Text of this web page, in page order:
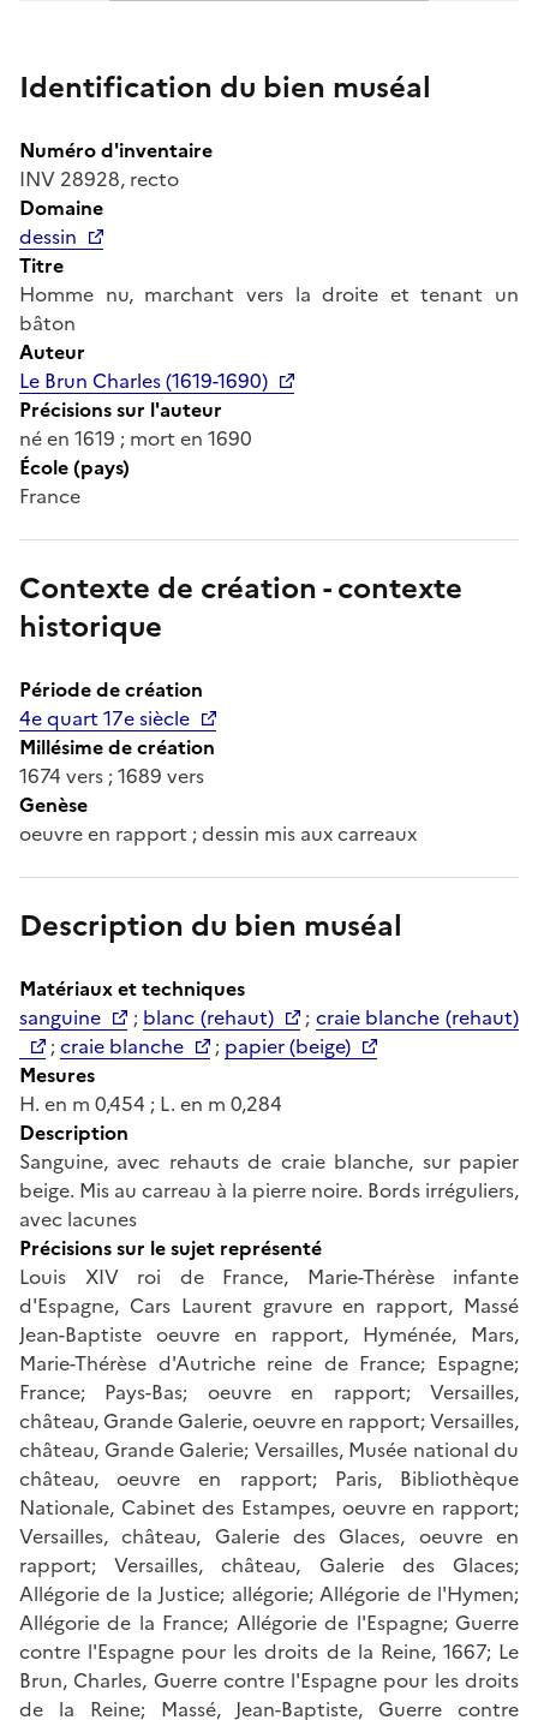
Identification du bien muséal
Numéro d'inventaire
INV 28928, recto
Domaine
dessin
Titre
Homme nu, marchant vers la droite et tenant un
bâton
Auteur
Le Brun Charles (1619-1690)
Précisions sur l'auteur
né en 1619 ; mort en 1690
École (pays)
France
Contexte de création - contexte
historique
Période de création
4e quart 17e siècle
Millésime de création
1674 vers ; 1689 vers
Genèse
oeuvre en rapport ; dessin mis aux carreaux
Description du bien muséal
Matériaux et techniques
sanguine
; blanc (rehaut) ; craie blanche (rehaut)
;craie blanche ; papier (beige)
Mesures
H. en m 0,454 ; L. en m 0,284
Description
Sanguine, avec rehauts de craie blanche, sur papier
beige. Mis au carreau à la pierre noire. Bords irréguliers,
avec lacunes
Précisions sur le sujet représenté
Louis XIV roi de France, Marie-Thérèse infante
d'Espagne, Cars Laurent gravure en rapport, Massé
Jean-Baptiste oeuvre en rapport, Hyménée, Mars,
Marie-Thérèse d'Autriche reine de France; Espagne;
France; Pays-Bas; oeuvre en rapport; Versailles,
château, Grande Galerie, oeuvre en rapport; Versailles,
château, Grande Galerie; Versailles, Musée national du
château, oeuvre en rapport; Paris, Bibliothèque
Nationale, Cabinet des Estampes, oeuvre en rapport;
Versailles, château, Galerie des Glaces, oeuvre en
rapport; Versailles, château, Galerie des Glaces;
Allégorie de la Justice; allégorie; Allégorie de l'Hymen;
Allégorie de la France; Allégorie de l'Espagne; Guerre
contre l'Espagne pour les droits de la Reine, 1667; Le
Brun, Charles, Guerre contre l'Espagne pour les droits
de la Reine; Massé, Jean-Baptiste, Guerre contre